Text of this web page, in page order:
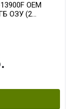
OEM
ОЗУ (2
16GB GDDR7